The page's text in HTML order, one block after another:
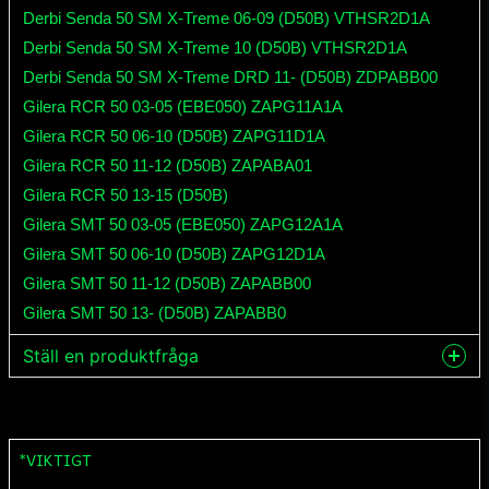
Derbi Senda 50 SM X-Treme 06-09 (D50B) VTHSR2D1A
Derbi Senda 50 SM X-Treme 10 (D50B) VTHSR2D1A
Derbi Senda 50 SM X-Treme DRD 11- (D50B) ZDPABB00
Gilera RCR 50 03-05 (EBE050) ZAPG11A1A
Gilera RCR 50 06-10 (D50B) ZAPG11D1A
Gilera RCR 50 11-12 (D50B) ZAPABA01
Gilera RCR 50 13-15 (D50B)
Gilera SMT 50 03-05 (EBE050) ZAPG12A1A
Gilera SMT 50 06-10 (D50B) ZAPG12D1A
Gilera SMT 50 11-12 (D50B) ZAPABB00
Gilera SMT 50 13- (D50B) ZAPABB0
Ställ en produktfråga
*VIKTIGT